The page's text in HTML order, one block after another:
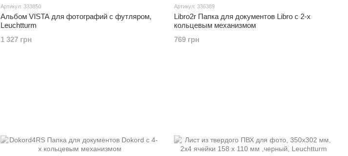
Артикул: 333850
Альбом VISTA для фотографий с футляром,
Leuchtturm
1 327 грн
Артикул: 336389
Libro2r Папка для документов Libro с 2-х
кольцевым механизмом
769 грн